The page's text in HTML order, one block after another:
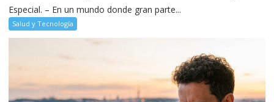
Especial. – En un mundo donde gran parte...
Salud y Tecnología